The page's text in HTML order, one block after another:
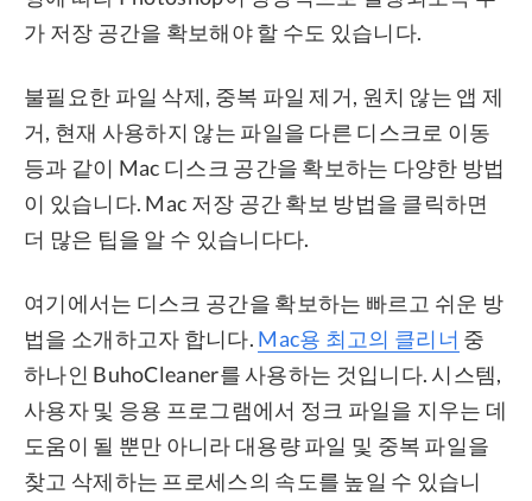
가 저장 공간을 확보해야 할 수도 있습니다.
불필요한 파일 삭제, 중복 파일 제거, 원치 않는 앱 제
거, 현재 사용하지 않는 파일을 다른 디스크로 이동
등과 같이 Mac 디스크 공간을 확보하는 다양한 방법
이 있습니다. Mac 저장 공간 확보 방법을 클릭하면
더 많은 팁을 알 수 있습니다다.
여기에서는 디스크 공간을 확보하는 빠르고 쉬운 방
법을 소개하고자 합니다. Mac용 최고의 클리너 중
하나인 BuhoCleaner를 사용하는 것입니다. 시스템,
사용자 및 응용 프로그램에서 정크 파일을 지우는 데
도움이 될 뿐만 아니라 대용량 파일 및 중복 파일을
찾고 삭제하는 프로세스의 속도를 높일 수 있습니